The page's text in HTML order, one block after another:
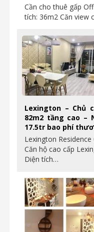
Cần cho thuê gấp
tích: 36m2 Căn view
Lexington – Chủ
82m2 tầng cao –
17.5tr bao phí
Lexington
Căn hộ cao cấp
Diện tích…